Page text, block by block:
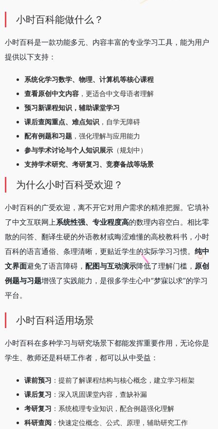
小时百科能做什么？
小时百科是一款功能多元、内容丰富的专业学习工具，能为用户
提供以下支持：
系统化学习数学、物理、计算机等核心课程
查看原创中文内容 ，更适合中文母语者理解
预习新课程知识，辅助课堂学习
课后查阅重点、难点知识 ，自学无障碍
配有例题和习题 ，强化理解与应用能力
参与学术讨论与个人知识展示 （规划中）
支持学术研究、考研复习、竞赛备战等场景
为什么小时百科受欢迎？
小时百科的广受欢迎，离不开它对用户需求的精准把握。它填补
了中文互联网上系统性强、专业程度高的数理内容空白。相比零
散的问答、翻译生硬的外语教材或晦涩难懂的高校教科书，小时
百科的语言通俗、条理清晰，更贴近学生的实际学习习惯。 纯中
文界面避免了语言障碍， 配图与互动演示降低了理解门槛， 原创
例题与习题增强了实践能力，是很多学生心中“梦寐以求”的学习
平台。
小时百科适用场景
小时百科在多种学习与研究场景下都能发挥重要作用，无论你是
学生、教师还是科研工作者，都可以从中受益：
课前预习 ：提前了解课程结构与核心概念，建立学习框架
课后复习 ：深入巩固课堂内容，查缺补漏
考研复习 ：系统梳理专业知识，配合例题强化理解
科研查阅 ：快速定位概念、公式、原理，辅助研究工作